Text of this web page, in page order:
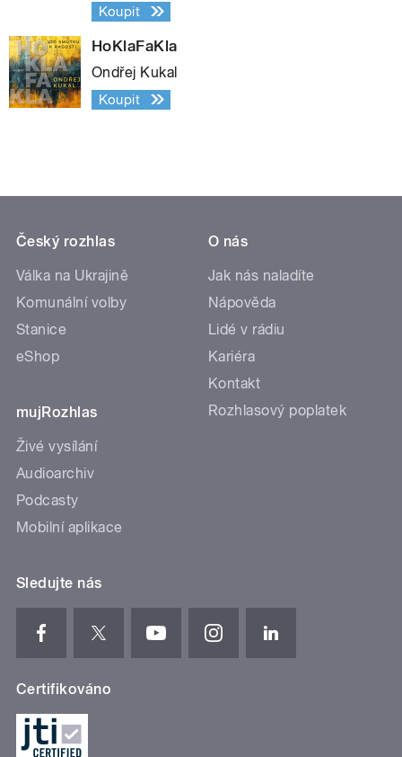
Koupit
HoKlaFaKla
Ondřej Kukal
Koupit
Český rozhlas
Válka na Ukrajině
Komunální volby
Stanice
eShop
mujRozhlas
Živé vysílání
Audioarchiv
Podcasty
Mobilní aplikace
O nás
Jak nás naladíte
Nápověda
Lidé v rádiu
Kariéra
Kontakt
Rozhlasový poplatek
Sledujte nás
Certifikováno